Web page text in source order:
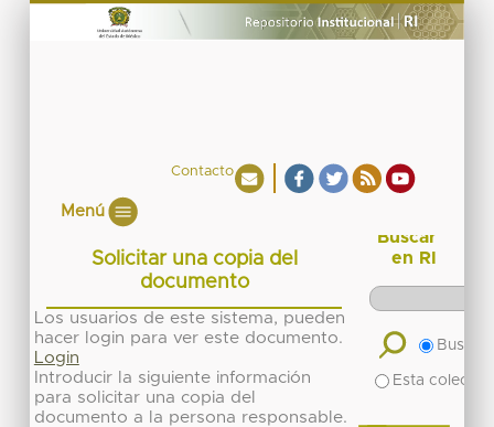
Contacto
Menú
Solicitar una copia del
documento
Los usuarios de este sistema, pueden
hacer login para ver este documento.
Login
Introducir la siguiente información
para solicitar una copia del
documento a la persona responsable.
Buscar
en RI
Buscar
Esta